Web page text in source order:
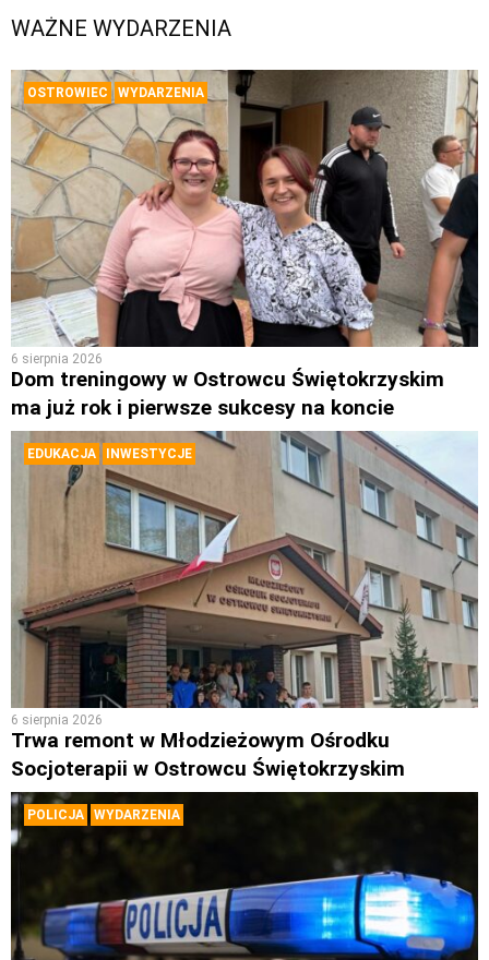
WAŻNE WYDARZENIA
OSTROWIEC WYDARZENIA
6 sierpnia 2026
Dom treningowy w Ostrowcu Świętokrzyskim
ma już rok i pierwsze sukcesy na koncie
EDUKACJA INWESTYCJE
6 sierpnia 2026
Trwa remont w Młodzieżowym Ośrodku
Socjoterapii w Ostrowcu Świętokrzyskim
POLICJA WYDARZENIA